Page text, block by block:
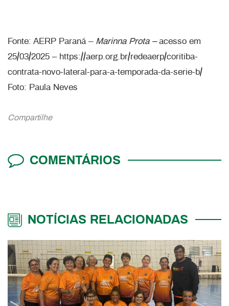
Fonte: AERP Paraná – Marinna Prota –acesso em
25/03/2025 – https://aerp.org.br/redeaerp/coritiba-
contrata-novo-lateral-para-a-temporada-da-serie-b/
Foto: Paula Neves
Compartilhe
COMENTÁRIOS
NOTÍCIAS RELACIONADAS